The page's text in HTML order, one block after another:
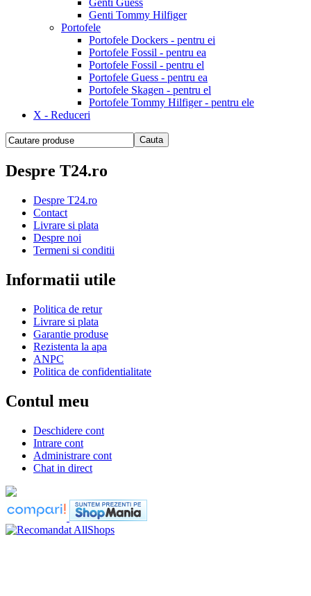
Genti Tommy Hilfiger
Portofele
Portofele Dockers - pentru ei
Portofele Fossil - pentru ea
Portofele Fossil - pentru el
Portofele Guess - pentru ea
Portofele Skagen - pentru el
Portofele Tommy Hilfiger - pentru ele
X - Reduceri
Despre T24.ro
Despre T24.ro
Contact
Livrare si plata
Despre noi
Termeni si conditii
Informatii utile
Politica de retur
Livrare si plata
Garantie produse
Rezistenta la apa
ANPC
Politica de confidentialitate
Contul meu
Deschidere cont
Intrare cont
Administrare cont
Chat in direct